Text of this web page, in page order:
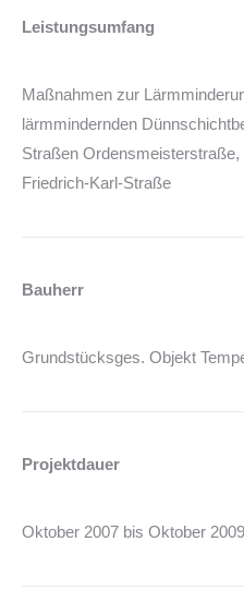
Leistungsumfang
Maßnahmen zur
lärmmindernden
Straßen Ordensmeisterstraße,
Friedrich-Karl-Straße
Bauherr
Grundstücksges. Objekt
Projektdauer
Oktober 2007 bis Oktober 2009